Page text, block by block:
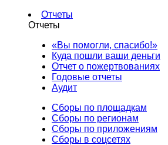
Отчеты
Отчеты
«Вы помогли, спасибо!»
Куда пошли ваши деньги
Отчет о пожертвованиях
Годовые отчеты
Аудит
Сборы по площадкам
Сборы по регионам
Сборы по приложениям
Сборы в соцсетях